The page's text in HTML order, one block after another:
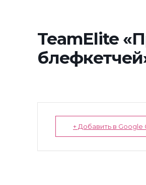
TeamElite
+ Добавить в Google